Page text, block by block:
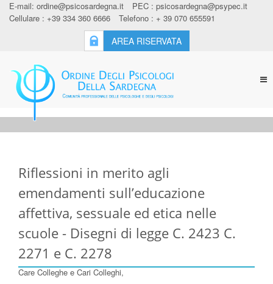
E-mail: ordine@psicosardegna.it PEC : psicosardegna@psypec.it
Cellulare : +39 334 360 6666
Telefono : + 39 070 655591
AREA RISERVATA
Riflessioni in merito agli
emendamenti sull’educazione
affettiva, sessuale ed etica nelle
scuole - Disegni di legge C. 2423 C.
2271 e C. 2278
Care Colleghe e Cari Colleghi,